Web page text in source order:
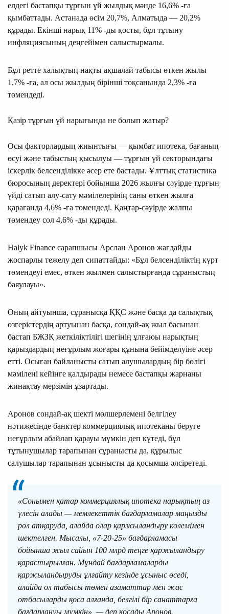
елдегі бастапқы тұрғын үй жылдық мәнде 16,6% -ға
қымбаттады. Астанада өсім 20,7%, Алматыда — 20,2%
құрады. Екінші нарық 11% -ды қосты, бұл тұтыну
инфляциясының деңгейімен салыстырмалы.
Бұл ретте халықтың нақты ақшалай табысы өткен жылы
1,7% -ға, ал осы жылдың бірінші тоқсанында 2,3% -ға
төмендеді.
Қазір тұрғын үй нарығында не болып жатыр?
Осы факторлардың жиынтығы — қымбат ипотека, бағаның
өсуі және табыстың қысылуы — тұрғын үй секторындағы
іскерлік белсенділікке әсер ете бастады. Ұлттық статистика
бюросының деректері бойынша 2026 жылғы сәуірде тұрғын
үйді сатып алу-сату мәмілелерінің саны өткен жылға
қарағанда 4,6% -ға төмендеді. Қаңтар-сәуірде жалпы
төмендеу сол 4,6% -ды құрады.
Halyk Finance сарапшысы Арслан Аронов жағдайды
жоспарлы тежелу деп сипаттайды: «Бұл белсенділіктің күрт
төмендеуі емес, өткен жылмен салыстырғанда сұраныстың
баяулауы».
Оның айтуынша, сұранысқа ҚҚС және басқа да салықтық
өзгерістердің артуынан басқа, сондай-ақ жыл басынан
бастап БЖЗҚ жеткіліктілігі шегінің ұлғаюы нарықтың
қарыздардың неғұрлым жоғары құнына бейімделуіне әсер
етті. Осыған байланысты сатып алушылардың бір бөлігі
мәмілені кейінге қалдырады немесе бастапқы жарнаны
жинақтау мерзімін ұзартады.
Аронов сондай-ақ шекті мөлшерлемені белгілеу
нәтижесінде банктер коммерциялық ипотеканы беруге
неғұрлым абайлап қарауы мүмкін деп күтеді, бұл
тұтынушылар тарапынан сұранысты да, құрылыс
салушылар тарапынан ұсынысты да қосымша әлсіретеді.
«Сонымен қатар коммерциялық ипотека нарықтың аз
үлесін алады — мемлекеттік бағдарламалар маңызды
рөл атқаруда, алайда олар қаржыландыру көлемімен
шектелген. Мысалы, «7-20-25» бағдарламасы
бойынша жыл сайын 100 млрд теңге қаржыландыру
қарастырылған. Мұндай бағдарламаларды
қаржыландыруды ұлғайту кезінде ұсыныс өседі,
алайда ол табысы төмен азаматтар мен жас
отбасыларды қоса алғанда, белгілі бір санаттарға
бағдарлануы мүмкін», — деп қосады Аронов.